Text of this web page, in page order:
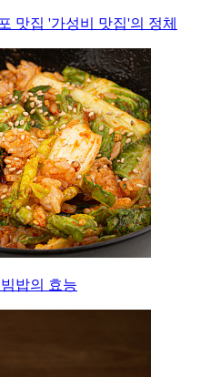
맛집 '가성비 맛집'의 정체
밥의 효능